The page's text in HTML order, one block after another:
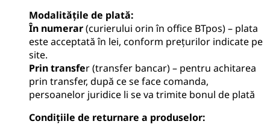
Modalitățile de plată:
În numerar(curierului orin în office BTpos) – plata
este acceptată în lei, conform prețurilor indicate pe
site.
Prin transfer (transfer bancar) – pentru achitarea
prin transfer, după ce se face comanda,
persoanelor juridice li se va trimite bonul de plată
Condițiile de returnare a produselor: